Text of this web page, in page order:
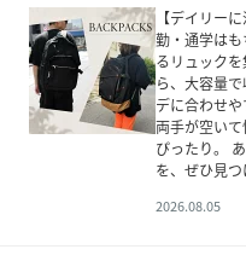
【デイリー
勤・通学は
るリュック
ら、大容量
デに合わせ
両手が空い
ぴったり。
を、ぜひ見つ
2026.08.05